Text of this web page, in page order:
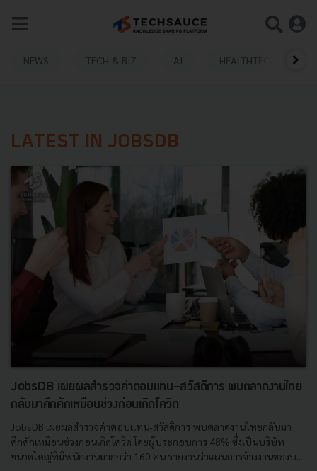
NEWS TECH & BIZ AI HEALTHTECH
LATEST IN JOBSDB
JobsDB เผยผลสำรวจค่าตอบแทน-สวัสดิการ พบตลาดงานไทย
กลับมาคึกคักเหมือนช่วงก่อนเกิดโควิด
JobsDB เผยผลสำรวจค่าตอบแทน-สวัสดิการ พบตลาดงานไทยกลับมา
คึกคักเหมือนช่วงก่อนเกิดโควิด โดยผู้ประกอบการ 48% ซึ่งเป็นบริษัท
ขนาดใหญ่ที่มีพนักงานมากกว่า 160 คน รายงานว่าแผนการจ้างงานของบ...